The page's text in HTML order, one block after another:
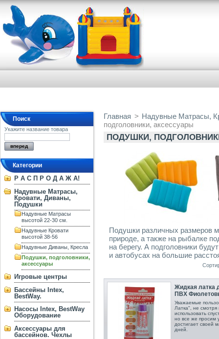
Поиск
Укажите название товара
Категории
Р А С П Р О Д А Ж А!
Надувные Матрасы,
Кровати, Диваны,
Подушки
Надувные Матрасы
высотой 22-30 см.
Надувные Кровати
высотой 38-56
Надувные Диваны, Кресла
Подушки, подголовники,
аксессуары
Игровые центры
Бассейны Intex,
BestWay.
Насосы Intex, BestWay
Оборудование
Аксессуары для
бассейнов. Чехлы
Главная > Надувные Матрасы,
подголовники, аксессуары
ПОДУШКИ,
Подушки различных размеров
природе, а также на рыбалке
на берегу. А подголовники
и автобусах на большие
Жидкая латка
ПВХ
Уважаемые
Латка", не
использовать
но все же просим
достигает своей
дней.